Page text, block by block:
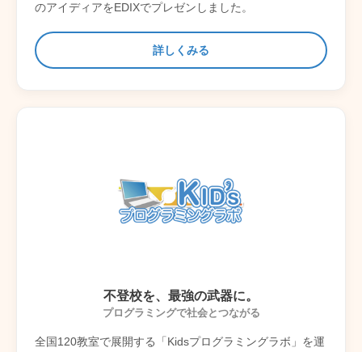
のアイディアをEDIXでプレゼンしました。
詳しくみる
不登校を、最強の武器に。
プログラミングで社会とつながる
全国120教室で展開する「Kidsプログラミングラボ」を運